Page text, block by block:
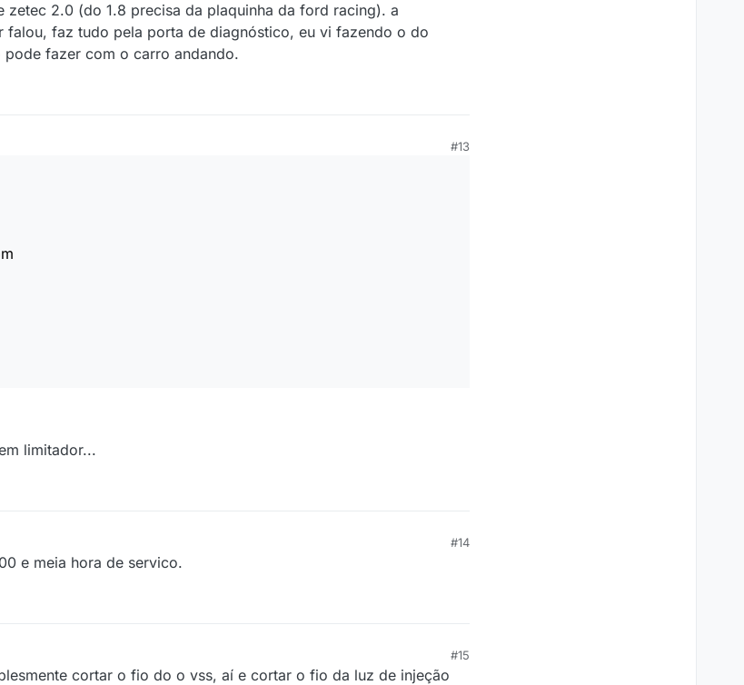
2.0 (do 1.8 precisa da plaquinha da ford racing). a
faz tudo pela porta de diagnóstico, eu vi fazendo o do
fazer com o carro andando.
#13
limitador...
#14
e meia hora de servico.
#15
cortar o fio do o vss, aí e cortar o fio da luz de injeção